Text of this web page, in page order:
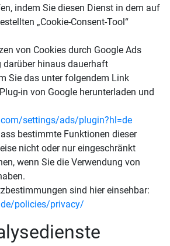
indem Sie diesen Dienst in dem auf
„Cookie-Consent-Tool“
von Cookies durch Google Ads
darüber hinaus dauerhaft
Sie das unter folgendem Link
in von Google herunterladen und
settings/ads/plugin?hl=de
bestimmte Funktionen dieser
nicht oder nur eingeschränkt
wenn Sie die Verwendung von
sind hier einsehbar:
policies/privacy/